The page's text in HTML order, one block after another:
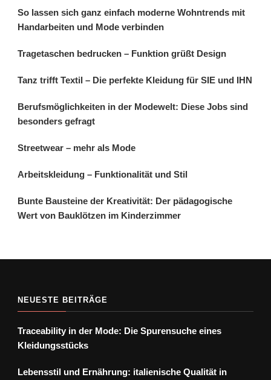
So lassen sich ganz einfach moderne Wohntrends mit
Handarbeiten und Mode verbinden
Tragetaschen bedrucken – Funktion grüßt Design
Tanz trifft Textil – Die perfekte Kleidung für SIE und IHN
Berufsmöglichkeiten in der Modewelt: Diese Jobs sind
besonders gefragt
Streetwear – mehr als Mode
Arbeitskleidung – Funktionalität und Stil
Bunte Bausteine der Kreativität: Der pädagogische
Wert von Bauklötzen im Kinderzimmer
NEUESTE BEITRÄGE
Traceability in der Mode: Die Spurensuche eines
Kleidungsstücks
Lebensstil und Ernährung: italienische Qualität in